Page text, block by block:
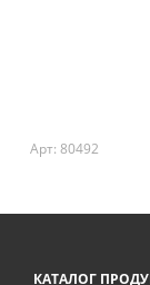
Арт: 80492
КАТАЛОГ